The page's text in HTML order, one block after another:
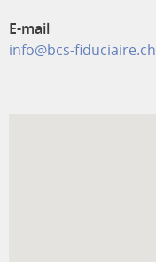
E-mail
info@bcs-fiduciaire.ch